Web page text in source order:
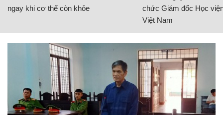
ngay khi cơ thể còn khỏe
chức Giám đốc Học
Việt Nam